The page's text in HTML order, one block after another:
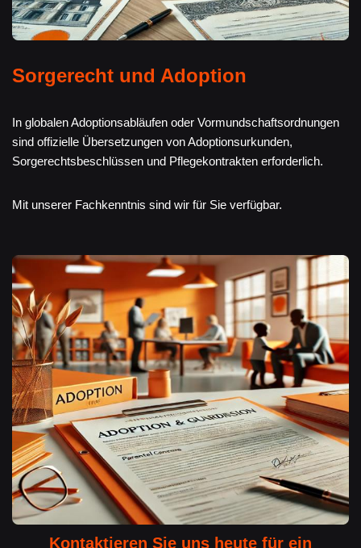
Sorgerecht und Adoption
In globalen Adoptionsabläufen oder Vormundschaftsordnungen
sind offizielle Übersetzungen von Adoptionsurkunden,
Sorgerechtsbeschlüssen und Pflegekontrakten erforderlich.
Mit unserer Fachkenntnis sind wir für Sie verfügbar.
Kontaktieren Sie uns heute für ein